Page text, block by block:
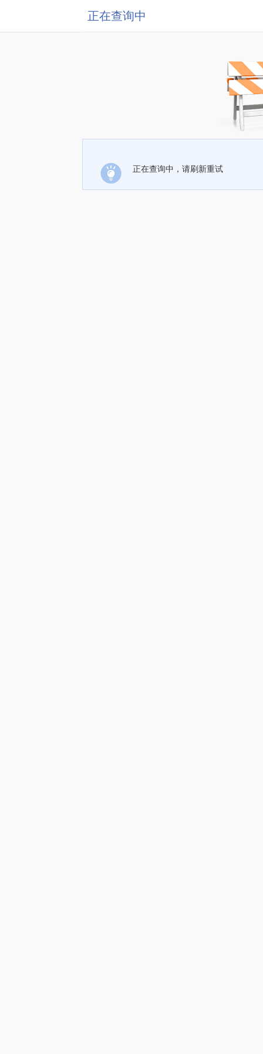
正在查询中
正在查询中，请刷新重试